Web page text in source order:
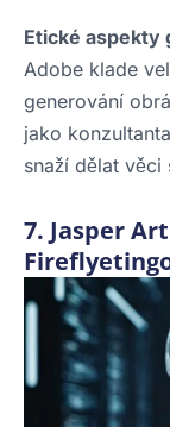
Etické aspekty
Adobe klade
generování
jako
snaží dělat věci
7. Jasper